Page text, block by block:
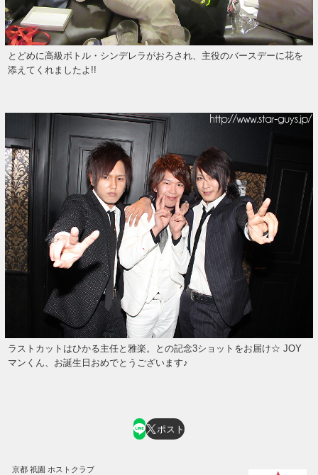
とどめに高級ボトル・シンデレラがおろされ、主役のバースデーに花を
添えてくれましたよ!!
ラストカットはひかる主任と雅楽。との記念3ショットをお届け☆ JOY
マンくん、お誕生日おめでとうございます♪
ポスト
京都 祇園 ホストクラブ